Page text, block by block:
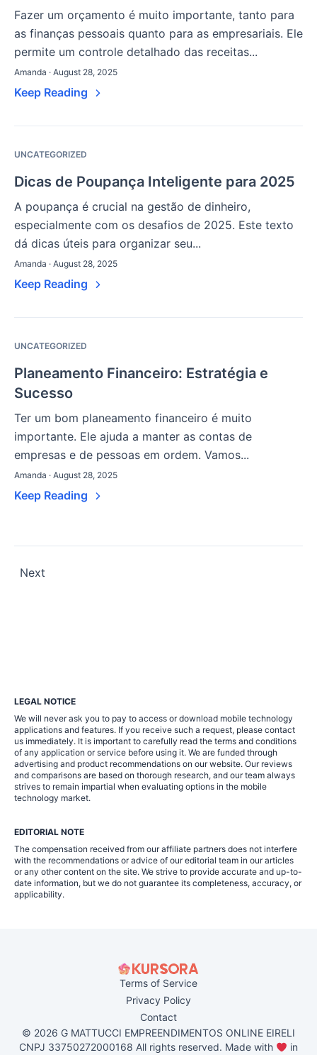
Fazer um orçamento é muito importante, tanto para
as finanças pessoais quanto para as empresariais. Ele
permite um controle detalhado das receitas...
Amanda · August 28, 2025
Keep Reading
UNCATEGORIZED
Dicas de Poupança Inteligente para 2025
A poupança é crucial na gestão de dinheiro,
especialmente com os desafios de 2025. Este texto
dá dicas úteis para organizar seu...
Amanda · August 28, 2025
Keep Reading
UNCATEGORIZED
Planeamento Financeiro: Estratégia e
Sucesso
Ter um bom planeamento financeiro é muito
importante. Ele ajuda a manter as contas de
empresas e de pessoas em ordem. Vamos...
Amanda · August 28, 2025
Keep Reading
Posts
Next
LEGAL NOTICE
We will never ask you to pay to access or download mobile technology
applications and features. If you receive such a request, please contact
us immediately. It is important to carefully read the terms and conditions
of any application or service before using it. We are funded through
advertising and product recommendations on our website. Our reviews
and comparisons are based on thorough research, and our team always
strives to remain impartial when evaluating options in the mobile
technology market.
EDITORIAL NOTE
The compensation received from our affiliate partners does not interfere
with the recommendations or advice of our editorial team in our articles
or any other content on the site. We strive to provide accurate and up-to-
date information, but we do not guarantee its completeness, accuracy, or
applicability.
Terms of Service
Privacy Policy
Contact
© 2026 G MATTUCCI EMPREENDIMENTOS ONLINE EIRELI
CNPJ 33750272000168 All rights reserved. Made with
in